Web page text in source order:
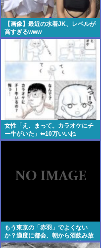
【画像】最近の水着JK、レベルが
高すぎるwww
女性「え、まって。カラオケにチ
ー牛がいた」⬅10万いいね
もう東京の「赤羽」でよくない
か？適度に都会、朝から酒飲み放
題、住民がユニーク、隣が川口